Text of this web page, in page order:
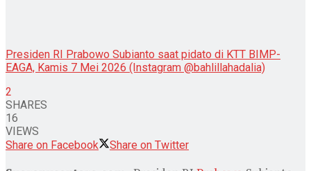
Presiden RI Prabowo Subianto saat pidato di KTT BIMP-
EAGA, Kamis 7 Mei 2026 (Instagram @bahlillahadalia)
2
SHARES
16
VIEWS
Share on Facebook
Share on Twitter